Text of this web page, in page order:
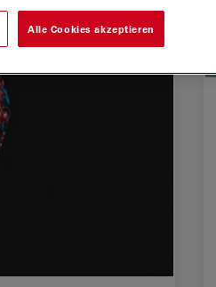
Alle Cookies akzeptieren